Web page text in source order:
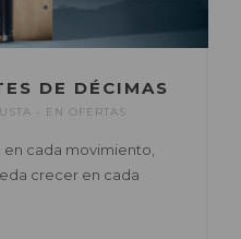
DE DÉCIMAS
EN OFERTAS
en cada movimiento,
crecer en cada